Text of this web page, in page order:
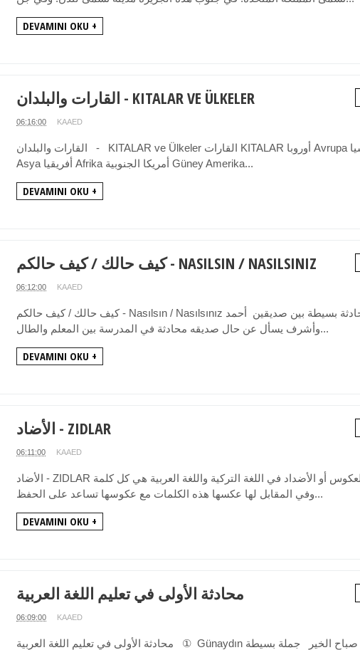
DEVAMINI OKU +
القارات والبلدان - KITALAR VE ÜLKELER
06:16:00 KAAED
القارات والبلدان - KITALAR ve Ülkeler القارات KITALAR أوروبا Avrupa أسيا
Asya أفريقيا Afrika أمريكا الجنوبية Güney Amerika...
DEVAMINI OKU +
كيف حالك / كيف حالكم - NASILSIN / NASILSINIZ
06:12:00 KAAED
كيف حالك / كيف حالكم - Nasılsın / Nasılsınız محادثة بسيطة بين صديقين أحمد
وأشرف يسأل عن حال صديقه محادثة في المدرسة بين المعلم والطال...
DEVAMINI OKU +
الأضاد - ZIDLAR
06:11:00 KAAED
الأضاد - ZIDLAR العكوس أو الأضداد في اللغة التركية واللغة العربية هي كل كلمة
وفي المقابل لها عكسها هذه الكلمات مع عكوسها تساعد على الحفظ...
DEVAMINI OKU +
محادثة الأولى في تعليم اللغة العربية
06:09:00 KAAED
محادثة الأولى في تعليم اللغة العربية ① Günaydın صباح الخير جملة بسيطة